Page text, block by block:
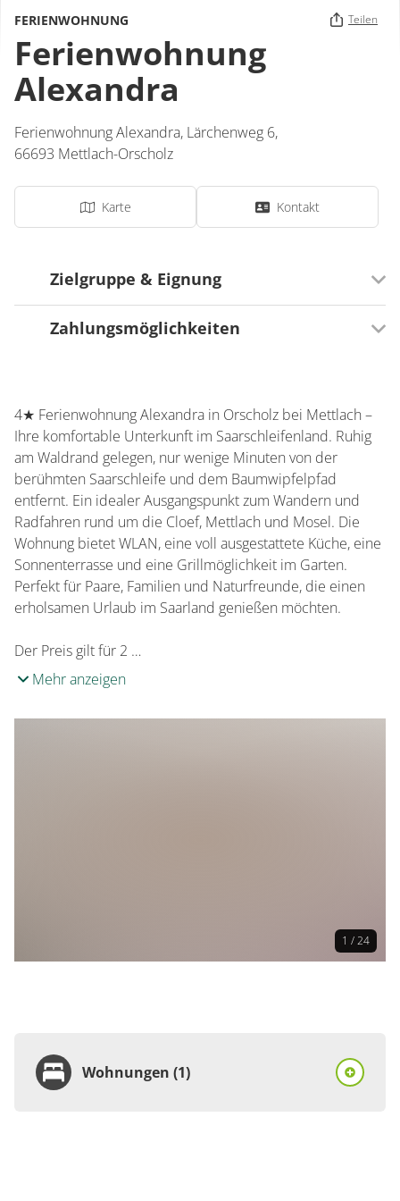
FERIENWOHNUNG Teilen
Ferienwohnung
Alexandra
Ferienwohnung Alexandra, Lärchenweg 6,
66693 Mettlach-Orscholz
Karte Kontakt
Zielgruppe & Eignung
Ausrichtung
Zahlungsmöglichkeiten
Überweisung
4★ Ferienwohnung Alexandra in Orscholz bei Mettlach –
Ihre komfortable Unterkunft im Saarschleifenland. Ruhig
am Waldrand gelegen, nur wenige Minuten von der
berühmten Saarschleife und dem Baumwipfelpfad
entfernt. Ein idealer Ausgangspunkt zum Wandern und
Radfahren rund um die Cloef, Mettlach und Mosel. Die
Wohnung bietet WLAN, eine voll ausgestattete Küche, eine
Sonnenterrasse und eine Grillmöglichkeit im Garten.
Perfekt für Paare, Familien und Naturfreunde, die einen
erholsamen Urlaub im Saarland genießen möchten.
Der Preis gilt für 2 …
Mehr anzeigen
1 / 24
Wohnungen (1)